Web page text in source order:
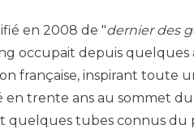
en 2008 de "dernier des
occupait depuis
française, inspirant toute
en trente ans au sommet
quelques tubes connus du